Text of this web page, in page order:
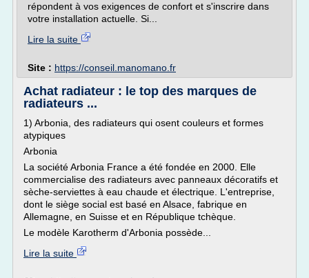
répondent à vos exigences de confort et s'inscrire dans
votre installation actuelle. Si...
Lire la suite
Site : https://conseil.manomano.fr
Achat radiateur : le top des marques de
radiateurs ...
1) Arbonia, des radiateurs qui osent couleurs et formes
atypiques
Arbonia
La société Arbonia France a été fondée en 2000. Elle
commercialise des radiateurs avec panneaux décoratifs et
sèche-serviettes à eau chaude et électrique. L'entreprise,
dont le siège social est basé en Alsace, fabrique en
Allemagne, en Suisse et en République tchèque.
Le modèle Karotherm d'Arbonia possède...
Lire la suite